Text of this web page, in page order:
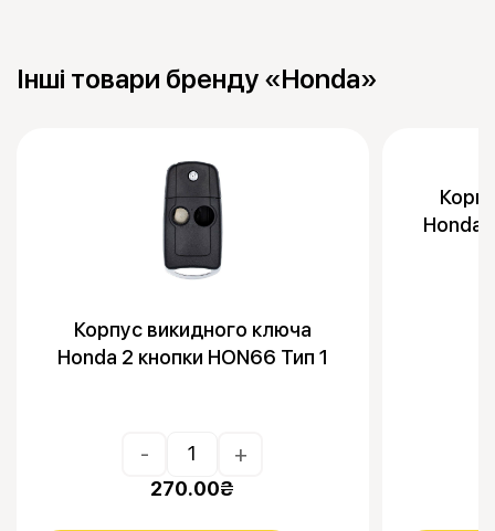
Інші товари бренду «Honda»
Корпус викидного ключа
Honda 2 кнопки HON66 Тип 1
- +
270.00₴
Honda